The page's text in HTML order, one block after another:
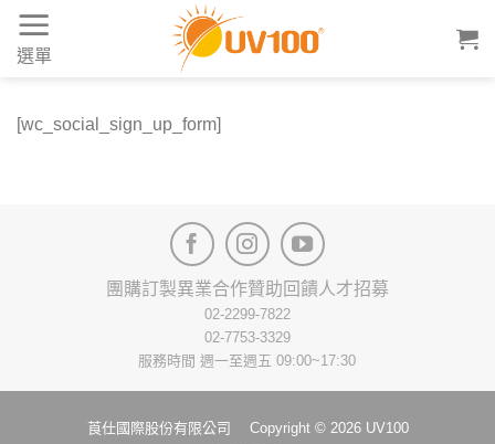
Skip
content
選單
[wc_social_sign_up_form]
團購訂製異業合作贊助回饋人才招募
02-2299-7822
02-7753-3329
服務時間 週一至週五 09:00~17:30
莨仕國際股份有限公司 Copyright © 2026 UV100